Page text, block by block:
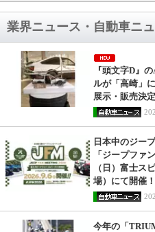
業界ニュース・自動車ニ
『頭文字D』
ルが「高崎」
展示・販売決定
日本中のジー
「ジープファ
（日）富士ス
場）にて開催！
今年の「